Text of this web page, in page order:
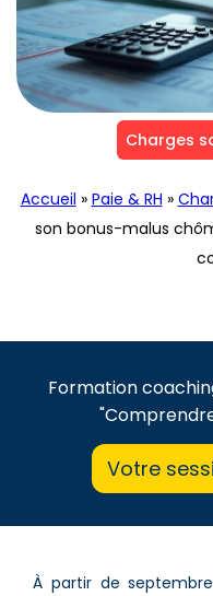
Charges
Accueil » Paie & RH »
son bonus-malus
Formation
Votre
À partir de